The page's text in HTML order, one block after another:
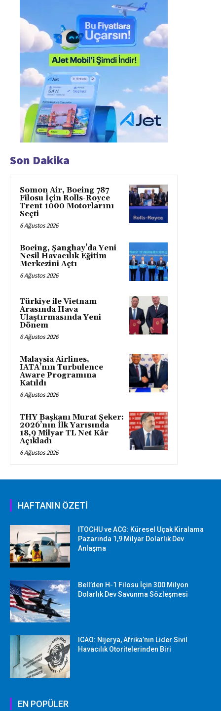
Son Dakika
Somon Air, Boeing 787
Filosu İçin Rolls-Royce
Trent 1000 Motorlarını
Seçti
6 Ağustos 2026
Boeing, Şanghay’da Yeni
Nesil Havacılık Eğitim
Merkezini Açtı
6 Ağustos 2026
Türkiye ile Vietnam
Arasında Hava
Ulaştırmasında Yeni
Dönem
6 Ağustos 2026
Malaysia Airlines,
IATA’nın Turbulence
Aware Programına
Katıldı
6 Ağustos 2026
THY Başkanı Murat Şeker:
2026’nın İlk Yarısında
18,9 Milyar TL Net Kâr
Açıkladı
6 Ağustos 2026
HAFTANIN ÖZETİ
ITOCHU ve ACG: Küresel Uçak Kiralama
Pazarında 1,9 Milyar Dolarlık Dev
Anlaşma
Bell’den H-1 Filosu İçin 300 Milyon
Dolarlık Dev Savunma Sözleşmesi
ICAO: Nijerya, Afrika’nın Lider Sivil
Havacılık Otoritelerinden Biri
EN POPÜLER